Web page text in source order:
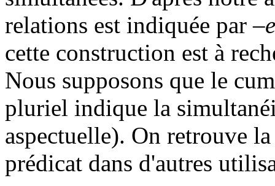
relations est indiquée par–e
cette construction est à
Nous supposons que le
pluriel indique la
aspectuelle). On retrouve
prédicat dans d'autres